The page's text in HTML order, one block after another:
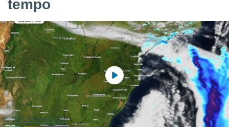
fornecidas
a este
das
e
forma
digital
tempo